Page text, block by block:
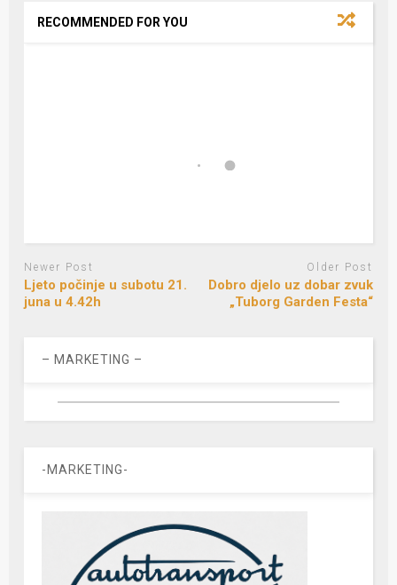
RECOMMENDED FOR YOU
Newer Post
Ljeto počinje u subotu 21.
juna u 4.42h
Older Post
Dobro djelo uz dobar zvuk
„Tuborg Garden Festa“
– MARKETING –
-MARKETING-